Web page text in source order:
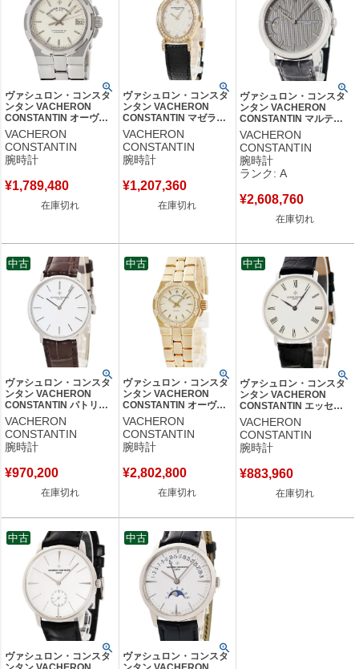
ヴァシュロン・コンスタ
ンタン VACHERON
CONSTANTIN オーヴァ
ーシーズ ラージサイズ
42040/423A-8458 デイ
ト メンズ 腕時計自動巻
き シルバー 【中古】
VACHERON
CONSTANTIN
腕時計
¥1,789,480
在庫切れ
ヴァシュロン・コンスタ
ンタン VACHERON
CONSTANTIN マゼラン
10540/000J-7879
K18YG無垢 純正ダイヤ
アイボリー レディース
腕時計手巻き ベージュ
VACHERON
CONSTANTIN
腕時計
¥1,207,360
在庫切れ
ヴァシュロン・コンスタ
ンタン VACHERON
CONSTANTIN マルテー
ズ 創業250周年
83050/000G-9167 OH済
K18WG 月相 限定25本 メ
ンズ 腕時計手巻き グレー
【中古】中古美品
VACHERON
CONSTANTIN
腕時計
ランク: A
¥2,608,760
在庫切れ
ヴァシュロン・コンスタ
ンタン VACHERON
CONSTANTIN パトリモ
ニー ウルトラスリム
31160/000G-8805 OH済
K18WG無垢 薄型 メンズ
腕時計手巻き ホワイト
VACHERON
CONSTANTIN
腕時計
¥970,200
在庫切れ
中古
ヴァシュロン・コンスタ
ンタン VACHERON
CONSTANTIN オーヴァ
ーシーズ 16550/423J
K18YG無垢 純正ダイヤ
アイボリー レディース
腕時計クオーツ ホワイト
VACHERON
CONSTANTIN
腕時計
¥2,802,800
在庫切れ
中古
ヴァシュロン・コンスタ
ンタン VACHERON
CONSTANTIN エッセン
シャル 33160/000G-
0241 K18WG無垢 ローマ
ン 白 メンズ 腕時計手巻
き ホワイト 【中古】
VACHERON
CONSTANTIN
腕時計
¥883,960
在庫切れ
中古
ヴァシュロン・コンスタ
中古
ヴァシュロン・コンスタ
中古